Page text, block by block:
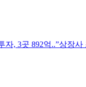
자, 3곳 892억..”상장사